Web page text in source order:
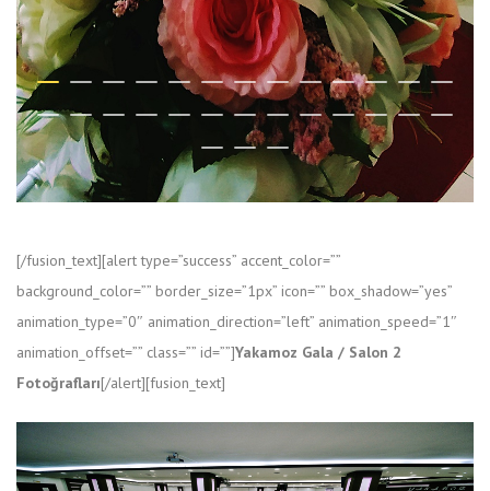
[/fusion_text][alert type=”success” accent_color=””
background_color=”” border_size=”1px” icon=”” box_shadow=”yes”
animation_type=”0″ animation_direction=”left” animation_speed=”1″
animation_offset=”” class=”” id=””]Yakamoz Gala / Salon 2
Fotoğrafları[/alert][fusion_text]